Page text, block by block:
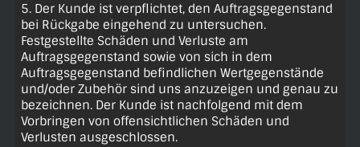
5. Der Kunde ist verpflichtet, den Auftragsgegenstand
bei Rückgabe eingehend zu untersuchen.
Festgestellte Schäden und Verluste am
Auftragsgegenstand sowie von sich in dem
Auftragsgegenstand befindlichen Wertgegenstände
und/oder Zubehör sind uns anzuzeigen und genau zu
bezeichnen. Der Kunde ist nachfolgend mit dem
Vorbringen von offensichtlichen Schäden und
Verlusten ausgeschlossen.